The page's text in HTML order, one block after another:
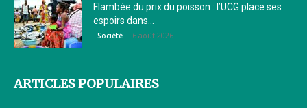
Flambée du prix du poisson : l’UCG place ses
espoirs dans...
Société 6 août 2026
ARTICLES POPULAIRES